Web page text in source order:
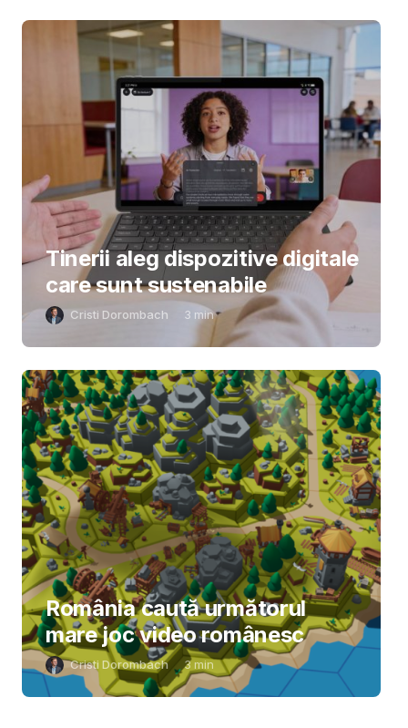
Tinerii aleg dispozitive digitale
care sunt sustenabile
Cristi Dorombach 3 min
România caută următorul
mare joc video românesc
Cristi Dorombach 3min